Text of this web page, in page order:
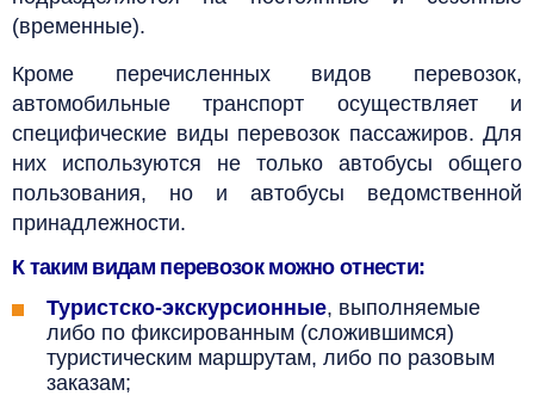
(временные).
Кроме перечисленных видов перевозок,
автомобильные транспорт осуществляет и
специфические виды перевозок пассажиров. Для
них используются не только автобусы общего
пользования, но и автобусы ведомственной
принадлежности.
К таким видам перевозок можно отнести:
Туристско-экскурсионные, выполняемые
либо по фиксированным (сложившимся)
туристическим маршрутам, либо по разовым
заказам;